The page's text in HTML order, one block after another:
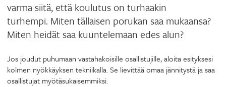
varma siitä, että koulutus on turhaakin
turhempi. Miten tällaisen porukan saa mukaansa?
Miten heidät saa kuuntelemaan edes alun?
Jos joudut puhumaan vastahakoisille osallistujille, aloita esityksesi
kolmen nyökkäyksen tekniikalla. Se lievittää omaa jännitystä ja saa
osallistujat myötäsukaisemmiksi.